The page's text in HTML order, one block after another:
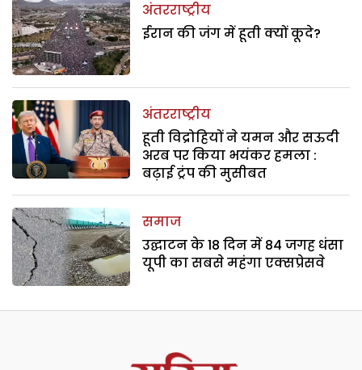
अंतरराष्ट्रीय
ईरान की जंग में हूती क्यों कूदे?
अंतरराष्ट्रीय
हूती विद्रोहियों ने यमन और सऊदी
अरब पर किया भयंकर हमला :
बढ़ाई ट्रंप की मुसीबत
समाज
उद्घाटन के 18 दिन में 84 जगह धंसा
यूपी का सबसे महंगा एक्सप्रेसवे